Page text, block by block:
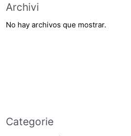
Archivi
No hay archivos que mostrar.
Categorie